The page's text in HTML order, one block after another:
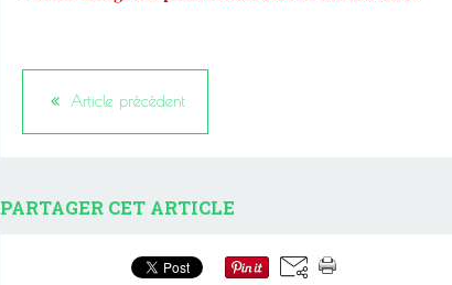
Article précédent
PARTAGER CET ARTICLE